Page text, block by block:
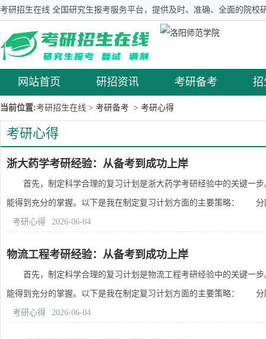
考研招生在线 全国研究生报考服务平台，提供及时、准确、全面的院校
网站首页 研招资讯 考研备考 招
当前位置:考研招生在线 > 考研备考 > 考研心得
考研心得
浙大药学考研经验：从备考到成功上岸
首先，制定科学合理的复习计划是浙大药学考研经验中的关键一步
能得到充分的掌握。以下是我在制定复习计划方面的主要策略： 分
考研心得 2026-06-04
物流工程考研经验：从备考到成功上岸
首先，制定科学合理的复习计划是物流工程考研经验中的关键一步
能得到充分的掌握。以下是我在制定复习计划方面的主要策略： 分
考研心得 2026-06-04